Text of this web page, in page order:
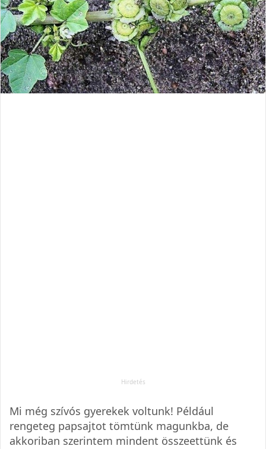
Mi még szívós gyerekek voltunk! Például
rengeteg papsajtot tömtünk magunkba, de
akkoriban szerintem mindent összeettünk és